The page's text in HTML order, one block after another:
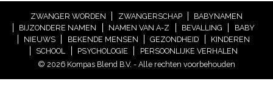
ZWANGER WORDEN ZWANGERSCHAP
BABYNAMEN
BIJZONDERE NAMEN
NAMEN VAN A-Z BEVALLING
BABY
NIEUWS
BEKENDE MENSEN GEZONDHEID
KINDEREN
SCHOOL
PSYCHOLOGIE
PERSOONLIJKE VERHALEN
© 2026 Kompas Blend B.V. - Alle rechten voorbehouden